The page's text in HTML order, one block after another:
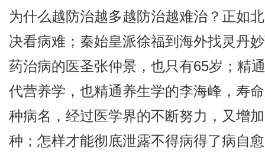
为什么越防治越多越防治越难治？正如
决看病难；秦始皇派徐福到海外找灵丹
药治病的医圣张仲景，也只有65岁；精
代营养学，也精通养生学的李海峰，寿
种病名，经过医学界的不断努力，又增
种；怎样才能彻底泄露不得病得了病自